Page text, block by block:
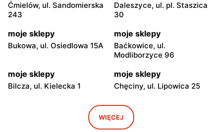
Ćmielów, ul. Sandomierska
243
Daleszyce, ul. pl. Staszica
30
moje sklepy
Bukowa, ul. Osiedlowa 15A
moje sklepy
Baćkowice, ul.
Modliborzyce 96
moje sklepy
Bilcza, ul. Kielecka 1
moje sklepy
Chęciny, ul. Lipowica 25
Iwaniska, ul. Ujazdowska 5
moje sklepy
Bogoria, ul. Rynek 30
WIĘCEJ